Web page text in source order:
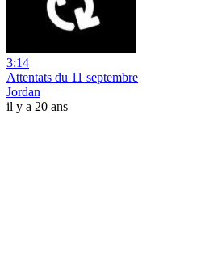
3:14
Attentats du 11 septembre
Jordan
il y a 20 ans